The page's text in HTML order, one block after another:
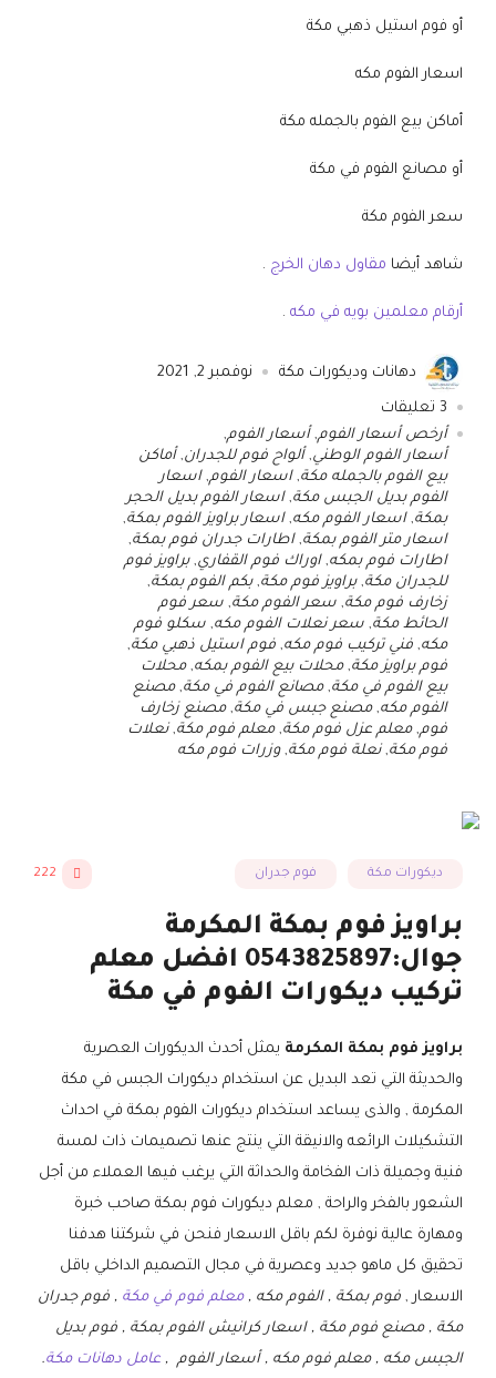
أو فوم استيل ذهبي مكة
اسعار الفوم مكه
أماكن بيع الفوم بالجمله مكة
أو مصانع الفوم في مكة
سعر الفوم مكة
شاهد أيضا مقاول دهان الخرج .
أرقام معلمين بويه في مكه .
دهانات وديكورات مكة نوفمبر 2, 2021
3 تعليقات
أرخص أسعار الفوم,أسعار الفوم,
أسعار الفوم الوطني,ألواح فوم للجدران,أماكن
بيع الفوم بالجمله مكة,اسعار الفوم,اسعار
الفوم بديل الجبس مكة,اسعار الفوم بديل الحجر
بمكة,اسعار الفوم مكه,اسعار براويز الفوم بمكة,
اسعار متر الفوم بمكة,اطارات جدران فوم بمكة,
اطارات فوم بمكه,اوراك فوم القفاري,براويز فوم
للجدران مكة,براويز فوم مكة,بكم الفوم بمكة,
زخارف فوم مكة, سعر الفوم مكة, سعر فوم
الحائط مكة, سعر نعلات الفوم مكه, سكلو فوم
مكه, فني تركيب فوم مكه, فوم استيل ذهبي مكة,
فوم براويز مكة,محلات بيع الفوم بمكه,محلات
بيع الفوم في مكة,مصانع الفوم في مكة,مصنع
الفوم مكه,مصنع جبس في مكة,مصنع زخارف
فوم,معلم عزل فوم مكة,معلم فوم مكة,نعلات
فوم مكة,نعلة فوم مكة,وزرات فوم مكه
ديكورات مكة فوم جدران 222
براويز فوم بمكة المكرمة
جوال:0543825897 افضل معلم
تركيب ديكورات الفوم في مكة
براويز فوم بمكة المكرمة يمثل أحدث الديكورات العصرية
والحديثة التي تعد البديل عن استخدام ديكورات الجبس في مكة
المكرمة , والذى يساعد استخدام ديكورات الفوم بمكة في احداث
التشكيلات الرائعه والانيقة التي ينتج عنها تصميمات ذات لمسة
فنية وجميلة ذات الفخامة والحداثة التي يرغب فيها العملاء من أجل
الشعور بالفخر والراحة , معلم ديكورات فوم بمكة صاحب خبرة
ومهارة عالية نوفرة لكم باقل الاسعار فنحن في شركتنا هدفنا
تحقيق كل ماهو جديد وعصرية في مجال التصميم الداخلي باقل
الاسعار , فوم بمكة , الفوم مكه ,معلم فوم في مكة , فوم جدران
مكة , مصنع فوم مكة , اسعار كرانيش الفوم بمكة , فوم بديل
الجبس مكه , معلم فوم مكه , أسعار الفوم , عامل دهانات مكة.